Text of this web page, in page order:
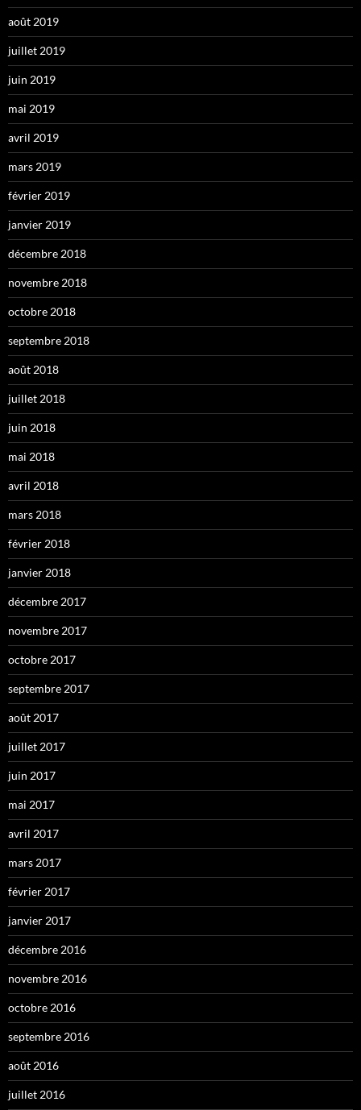
août 2019
juillet 2019
juin 2019
mai 2019
avril 2019
mars 2019
février 2019
janvier 2019
décembre 2018
novembre 2018
octobre 2018
septembre 2018
août 2018
juillet 2018
juin 2018
mai 2018
avril 2018
mars 2018
février 2018
janvier 2018
décembre 2017
novembre 2017
octobre 2017
septembre 2017
août 2017
juillet 2017
juin 2017
mai 2017
avril 2017
mars 2017
février 2017
janvier 2017
décembre 2016
novembre 2016
octobre 2016
septembre 2016
août 2016
juillet 2016